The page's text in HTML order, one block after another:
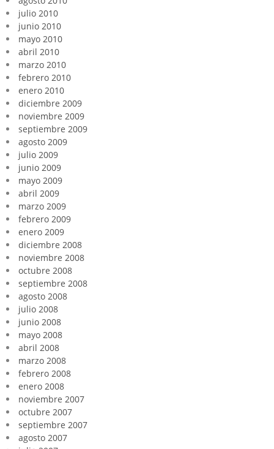
julio 2010
junio 2010
mayo 2010
abril 2010
marzo 2010
febrero 2010
enero 2010
diciembre 2009
noviembre 2009
septiembre 2009
agosto 2009
julio 2009
junio 2009
mayo 2009
abril 2009
marzo 2009
febrero 2009
enero 2009
diciembre 2008
noviembre 2008
octubre 2008
septiembre 2008
agosto 2008
julio 2008
junio 2008
mayo 2008
abril 2008
marzo 2008
febrero 2008
enero 2008
noviembre 2007
octubre 2007
septiembre 2007
agosto 2007